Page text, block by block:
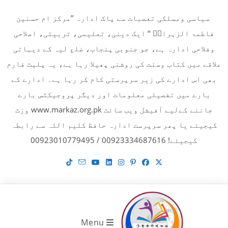
content
سیاسی ومسلکی تعصبات سے پاک ادارہ ’’مرکز ام حسنین
فاطمۃ الزہراءؓ ‘‘ ایک دینی، تعلیمی، تربیتی، اصلاحی
وفلاحی ادارہ ہے، جو جنوبی پنجاب، ضلع لیہ کے دیہاتی
علاقے میں کتاب وسنت کی روشنی پھیلا رہا ہے، یہ پلیٹ فارم
بھی اس ادارے کی زیر سرپرستی کام کر رہا ہے۔ ادارے کے
بارے میں تفصیلی معلومات اور دیگر پروجیکٹس بارے
جاننے کےلیے آفیشل ویب سائٹ www.markaz.org.pk وزٹ
کیجیئے یا پھر سرپرست ادارہ حافظ کلیم اللہ سے رابطہ
کیجیئے! 00923334687616 / 00923010779495
Menu